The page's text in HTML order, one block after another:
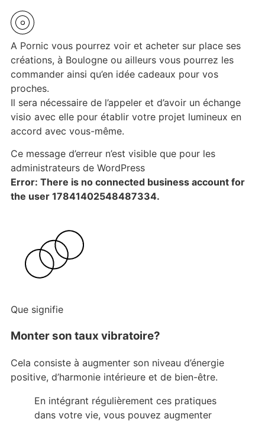
A Pornic vous pourrez voir et acheter sur place ses
créations, à Boulogne ou ailleurs vous pourrez les
commander ainsi qu’en idée cadeaux pour vos
proches.
Il sera nécessaire de l’appeler et d’avoir un échange
visio avec elle pour établir votre projet lumineux en
accord avec vous-même.
Ce message d’erreur n’est visible que pour les
administrateurs de WordPress
Error: There is no connected business account for
the user 17841402548487334.
Que signifie
Monter son taux vibratoire?
Cela consiste à augmenter son niveau d’énergie
positive, d’harmonie intérieure et de bien-être.
En intégrant régulièrement ces pratiques
dans votre vie, vous pouvez augmenter